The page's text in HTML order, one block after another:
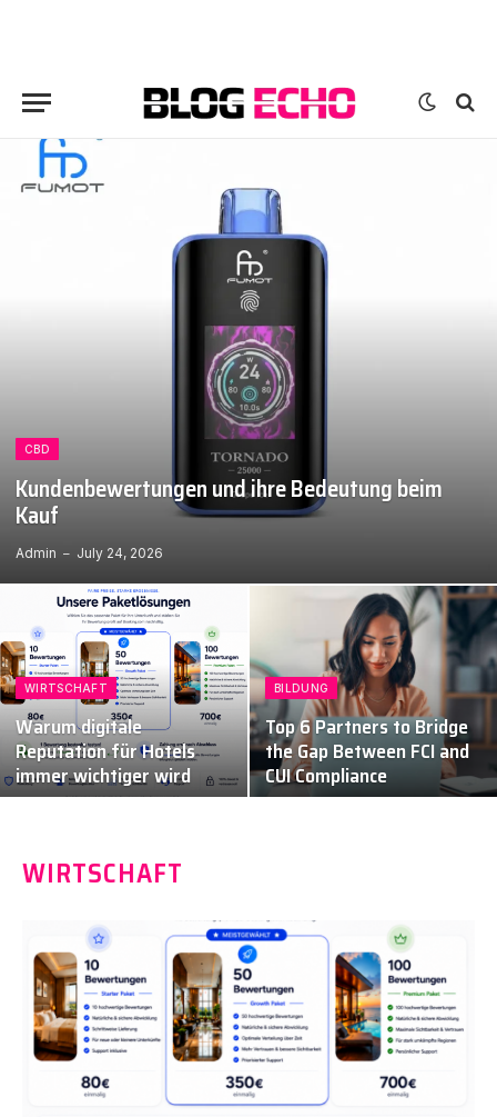
CBD
Kundenbewertungen und ihre Bedeutung beim
Kauf
Admin July 24, 2026
WIRTSCHAFT
Warum digitale
Reputation für Hotels
immer wichtiger wird
BILDUNG
Top 6 Partners to Bridge
the Gap Between FCI and
CUI Compliance
WIRTSCHAFT